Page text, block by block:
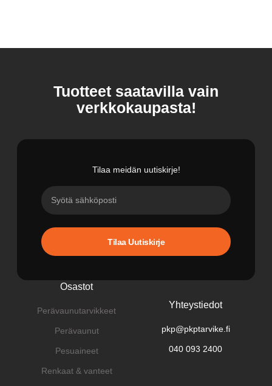
Tuotteet saatavilla vain
verkkokaupasta!
Tilaa meidän uutiskirje!
Tilaa Uutiskirje
Osastot
Perävaunutarvikkeet
Perävaunut
Pesuaineet
Renkaat & vanteet
Yhteystiedot
pkp@pkptarvike.fi
040 093 2400